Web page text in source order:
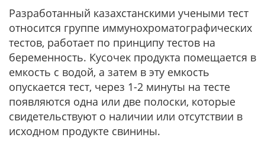
Разработанный казахстанскими учеными тест
относится группе иммунохроматографических
тестов, работает по принципу тестов на
беременность. Кусочек продукта помещается в
емкость с водой, а затем в эту емкость
опускается тест, через 1-2 минуты на тесте
появляются одна или две полоски, которые
свидетельствуют о наличии или отсутствии в
исходном продукте свинины.